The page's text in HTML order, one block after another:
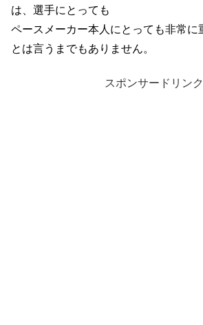
は、 選手にとっても
ペースメーカー本人にとっても非常に
とは言うまでもありません。
スポンサードリンク